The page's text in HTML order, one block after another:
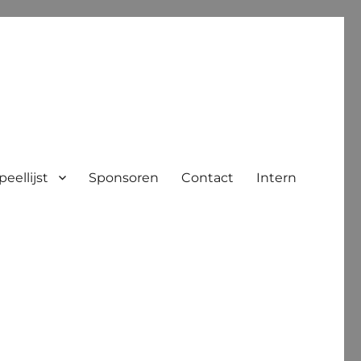
Sponsoren Contact Intern